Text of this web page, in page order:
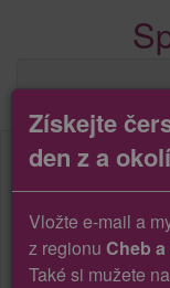
Získejte
den z a
Vložte e-mail a
z regionu Cheb
Také si mužete